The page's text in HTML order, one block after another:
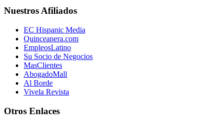
Nuestros Afiliados
EC Hispanic Media
Quinceanera.com
EmpleosLatino
Su Socio de Negocios
MasClientes
AbogadoMall
Al Borde
Vivela Revista
Otros Enlaces